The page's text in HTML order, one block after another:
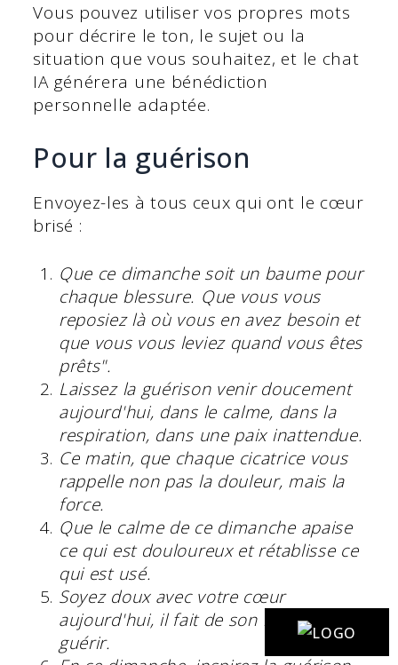
Vous pouvez utiliser vos propres mots
pour décrire le ton, le sujet ou la
situation que vous souhaitez, et le chat
IA générera une bénédiction
personnelle adaptée.
Pour la guérison
Envoyez-les à tous ceux qui ont le cœur
brisé :
Que ce dimanche soit un baume pour
chaque blessure. Que vous vous
reposiez là où vous en avez besoin et
que vous vous leviez quand vous êtes
prêts".
Laissez la guérison venir doucement
aujourd'hui, dans le calme, dans la
respiration, dans une paix inattendue.
Ce matin, que chaque cicatrice vous
rappelle non pas la douleur, mais la
force.
Que le calme de ce dimanche apaise
ce qui est douloureux et rétablisse ce
qui est usé.
Soyez doux avec votre cœur
aujourd'hui, il fait de son mieux pour
guérir.